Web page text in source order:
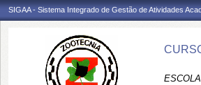
SIGAA - Sistema Integrado de Gestão de Atividades